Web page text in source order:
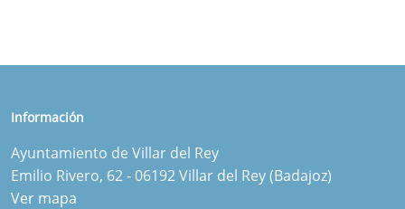
Información
Ayuntamiento de Villar del Rey
Emilio Rivero, 62 - 06192 Villar del Rey (Badajoz)
Ver mapa